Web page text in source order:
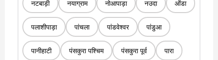
नटबाड़ी नयाग्राम नोआपाड़ा नउदा ओंडा
पलाशीपाड़ा पांचला पांडवेश्वर पांडुआ
पानीहाटी पंसकुरा पश्चिम पंसकुरा पूर्व पारा